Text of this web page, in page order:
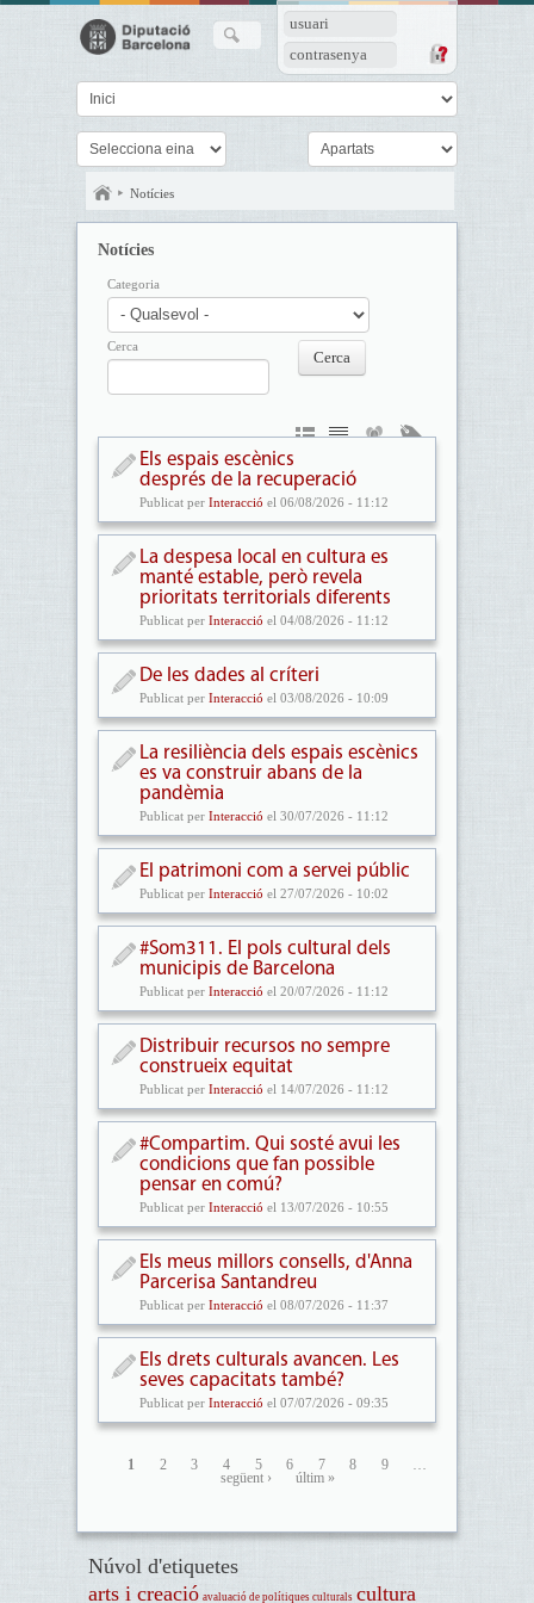
usuari
contrasenya
Notícies
Notícies
Categoria
Cerca
Els espais escènics
després de la recuperació
Publicat per Interacció el 06/08/2026 - 11:12
La despesa local en cultura es
manté estable, però revela
prioritats territorials diferents
Publicat per Interacció el 04/08/2026 - 11:12
De les dades al críteri
Publicat per Interacció el 03/08/2026 - 10:09
La resiliència dels espais escènics
es va construir abans de la
pandèmia
Publicat per Interacció el 30/07/2026 - 11:12
El patrimoni com a servei públic
Publicat per Interacció el 27/07/2026 - 10:02
#Som311. El pols cultural dels
municipis de Barcelona
Publicat per Interacció el 20/07/2026 - 11:12
Distribuir recursos no sempre
construeix equitat
Publicat per Interacció el 14/07/2026 - 11:12
#Compartim. Qui sosté avui les
condicions que fan possible
pensar en comú?
Publicat per Interacció el 13/07/2026 - 10:55
Els meus millors consells, d'Anna
Parcerisa Santandreu
Publicat per Interacció el 08/07/2026 - 11:37
Els drets culturals avancen. Les
seves capacitats també?
Publicat per Interacció el 07/07/2026 - 09:35
1 2 3 4 5 6 7 8 9
…
següent ›
últim »
Núvol d'etiquetes
arts i creació avaluació de polítiques culturals cultura